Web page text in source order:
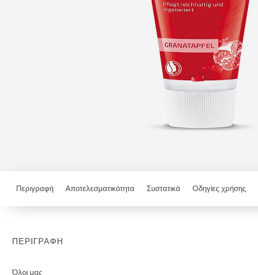
Περιγραφή Αποτελεσματικότητα Συστατικά Οδηγίες χρήσης
ΠΕΡΙΓΡΑΦΉ
Όλοι μας